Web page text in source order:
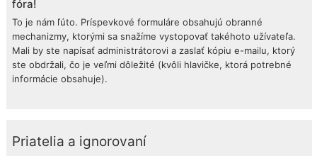
fóra!
To je nám ľúto. Príspevkové formuláre obsahujú obranné
mechanizmy, ktorými sa snažíme vystopovať takéhoto užívateľa.
Mali by ste napísať administrátorovi a zaslať kópiu e-mailu, ktorý
ste obdržali, čo je veľmi dôležité (kvôli hlavičke, ktorá potrebné
informácie obsahuje).
Priatelia a ignorovaní